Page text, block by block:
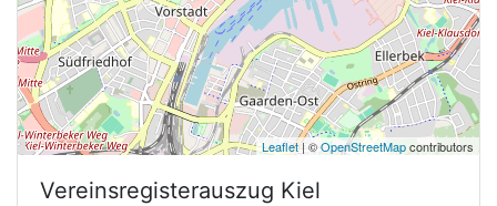
Leaflet| ©OpenStreetMapcontributors
Vereinsregisterauszug Kiel